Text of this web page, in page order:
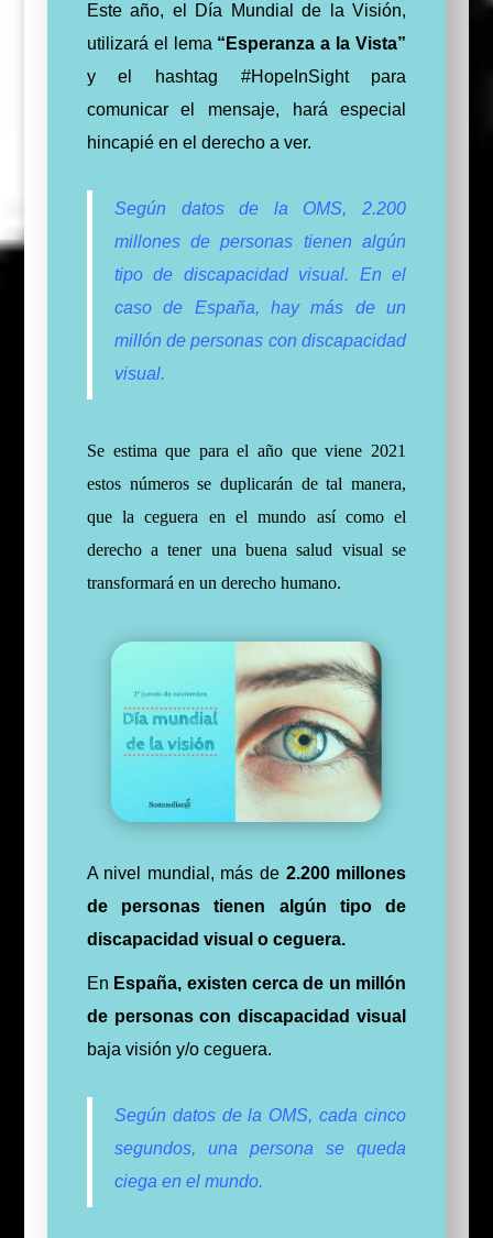
Este año, el Día Mundial de la Visión,
utilizará el lema “Esperanza a la Vista”
y el hashtag #HopeInSight para
comunicar el mensaje, hará especial
hincapié en el derecho a ver.
Según datos de la OMS, 2.200
millones de personas tienen algún
tipo de discapacidad visual. En el
caso de España, hay más de un
millón de personas con discapacidad
visual.
Se estima que para el año que viene 2021
estos números se duplicarán de tal manera,
que la ceguera en el mundo así como el
derecho a tener una buena salud visual se
transformará en un derecho humano.
A nivel mundial, más de 2.200 millones
de personas tienen algún tipo de
discapacidad visual o ceguera.
En España, existen cerca de un millón
de personas con discapacidad visual
baja visión y/o ceguera.
Según datos de la OMS, cada cinco
segundos, una persona se queda
ciega en el mundo.